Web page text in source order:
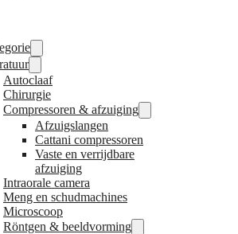
Autoclaaf
Chirurgie
Compressoren & afzuiging
Afzuigslangen
Cattani compressoren
Vaste en verrijdbare
afzuiging
Intraorale camera
Meng en schudmachines
Microscoop
Röntgen & beeldvorming